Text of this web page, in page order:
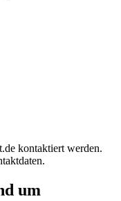
kontaktiert werden.
um